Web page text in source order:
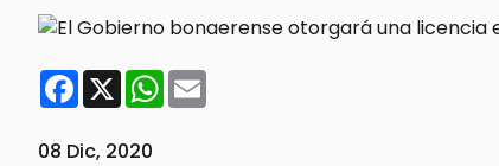
Facebook
X WhatsApp
08 Dic, 2020